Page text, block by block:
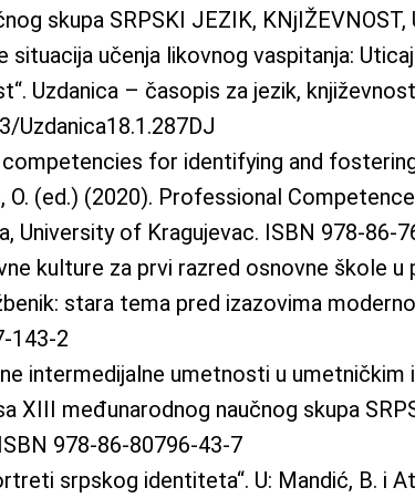
skupa SRPSKI JEZIK,
učenja likovnog vaspitanja:
Uzdanica – časopis za jezik,
Uzdanica18.1.287DJ
for identifying and
O. (ed.) (2020). Professional
University of Kragujevac. ISBN 978-86-
kulture za prvi razred osnovne škole
stara tema pred izazovima
143-2
intermedijalne umetnosti u umetničkim
XIII međunarodnog naučnog skupa
978-86-80796-43-7
srpskog identiteta“. U: Mandić, B. i